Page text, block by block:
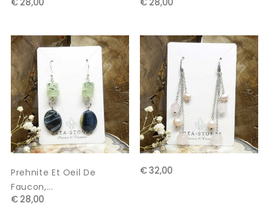
Prehnite Et Oeil De
Faucon,...
€ 28,00
€ 32,00